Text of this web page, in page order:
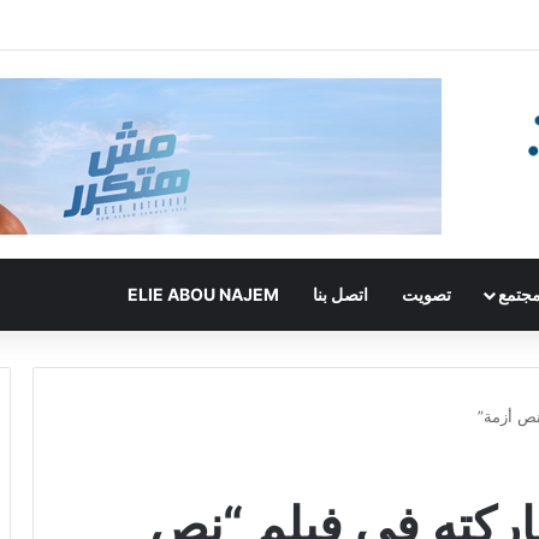
تصويت اتصل بنا ELIE ABOU NAJEM
أزمة”
في فيلم “نص